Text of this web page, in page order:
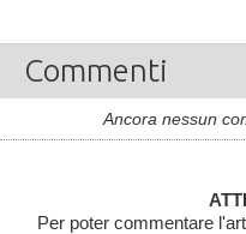
Commenti
Ancora nessun
Per poter commentare